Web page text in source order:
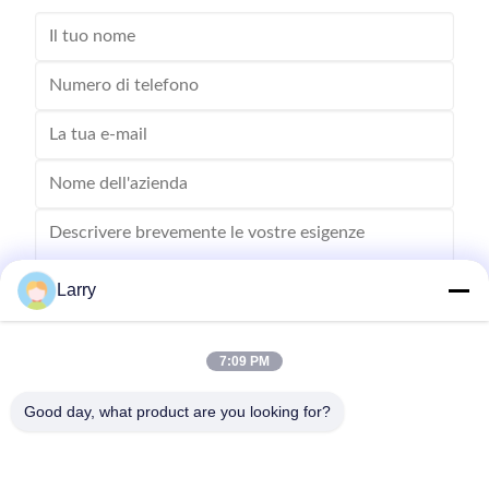
Inviare
Larry
7:09 PM
Good day, what product are you looking for?